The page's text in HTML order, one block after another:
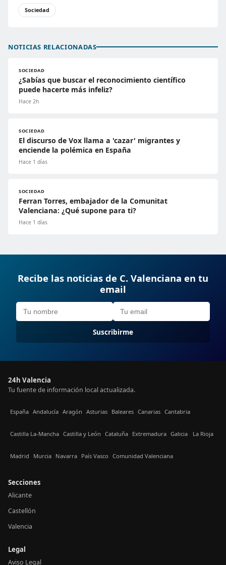
Sociedad
NOTICIAS RELACIONADAS
SOCIEDAD
¿Sabías que buscar el reconocimiento científico
puede hacerte más infeliz?
Hace 2h
SOCIEDAD
El discurso de Vox llama a 'cazar' migrantes y
enciende la polémica en España
Hace 1 días
SOCIEDAD
Ferran Torres, embajador de la Comunitat
Valenciana: ¿Qué supone para ti?
Hace 1 días
Recibe las noticias de C. Valenciana en tu
email
Suscribirme
24h Valencia
Tu fuente de información local actualizada.
España Andalucía Aragón Asturias Baleares Canarias Cantabria
Castilla La-Mancha Castilla y León Cataluña Extremadura Galicia La Rioja
Madrid Murcia Navarra País Vasco Comunidad Valenciana
Secciones
Alicante
Castellón
Valencia
Legal
Aviso Legal